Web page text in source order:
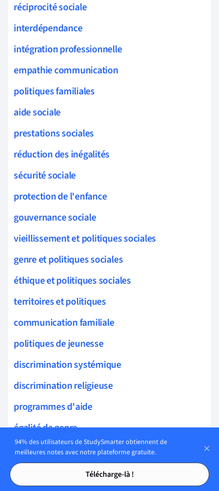
Tables des matières
Tables des matières
réciprocité sociale
interdépendance
intégration professionnelle
empathie communication
politiques familiales
aide sociale
prestations sociales
réduction des inégalités
sécurité sociale
protection de l'enfance
gouvernance sociale
vieillissement et politiques sociales
genre et politiques sociales
éthique et politiques sociales
territoires et politiques
communication familiale
politiques de jeunesse
discrimination systémique
discrimination religieuse
programmes d'aide
égalité de genre
discrimination linguistique
solidarité
94% des utilisateurs de StudySmarter obtiennent de
meilleures notes avec notre plateforme gratuite.
Télécharge-là !